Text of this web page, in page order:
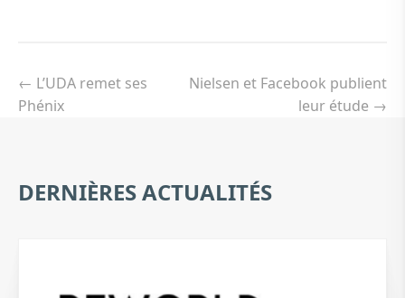
de
l’article
← L’UDA remet ses
Phénix
Nielsen et Facebook publient
leur étude →
DERNIÈRES ACTUALITÉS